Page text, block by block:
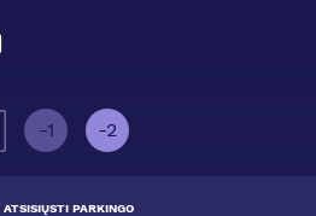
-1 -2
ATSISIŲSTI PARKINGO